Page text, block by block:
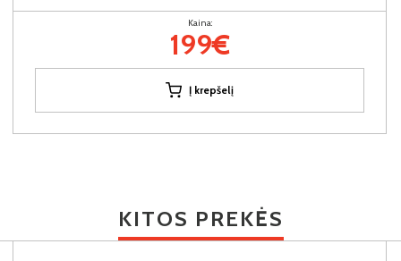
Kaina:
199€
Į krepšelį
KITOS PREKĖS